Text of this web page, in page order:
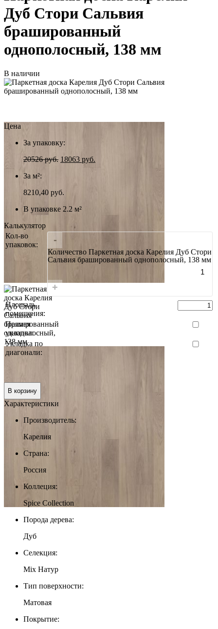
Дуб Стори Сальвия
брашированный
однополосный, 138 мм
В наличии
Цена
За упаковку:
20526руб. 18063 руб.
За м²:
8210,40 руб.
В упаковке 2.2 м²
Калькулятор
Кол-во
упаковок:
-
Количество Паркетная доска Карелия Дуб Стори
Сальвия брашированный однополосный, 138 мм
+
Площадь
помещения:
Прямая
укладка:
Укладка по
диагонали:
В корзину
Характеристики
Производитель:
Карелия
Страна:
Россия
Коллеция:
Spice Collection
Порода дерева:
Дуб
Селекция:
Mix Натур
Тип поверхности:
Матовая
Покрытие: